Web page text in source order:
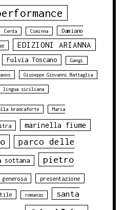
Cerda Ciminna Damiano
EDIZIONI ARIANNA
Fulvia Toscano Gangi
Giuseppe Giovanni Battaglia
lingua siciliana
brancaforte Maria
marinella fiume
parco delle
sottana
pietro
presentazione
romanzo santa